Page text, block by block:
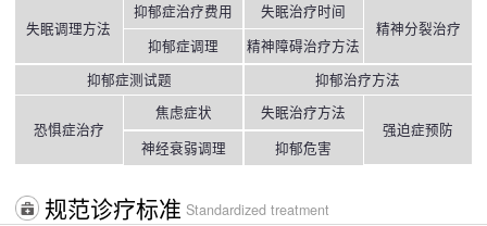
失眠调理方法
抑郁症治疗费用
抑郁症调理
失眠治疗时间
精神障碍治疗方法
精神分裂治疗
抑郁症测试题 抑郁治疗方法
恐惧症治疗
焦虑症状
神经衰弱调理
失眠治疗方法
抑郁危害
强迫症预防
规范诊疗标准 Standardized treatment